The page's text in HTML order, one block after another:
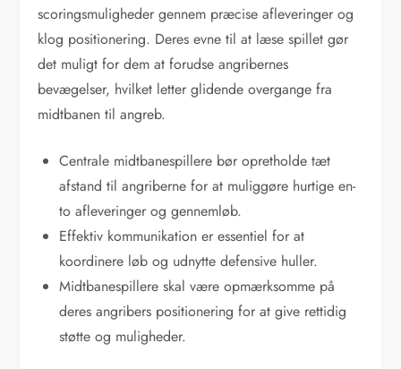
scoringsmuligheder gennem præcise afleveringer og
klog positionering. Deres evne til at læse spillet gør
det muligt for dem at forudse angribernes
bevægelser, hvilket letter glidende overgange fra
midtbanen til angreb.
Centrale midtbanespillere bør opretholde tæt
afstand til angriberne for at muliggøre hurtige en-
to afleveringer og gennemløb.
Effektiv kommunikation er essentiel for at
koordinere løb og udnytte defensive huller.
Midtbanespillere skal være opmærksomme på
deres angribers positionering for at give rettidig
støtte og muligheder.